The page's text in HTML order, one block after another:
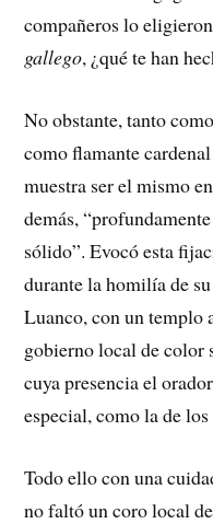
compañeros lo
gallego, ¿qué te han
No obstante, tanto
como flamante
muestra ser el mismo
demás,
sólido”. Evocó esta
durante la homilía de
Luanco, con un templo
gobierno local de color
cuya presencia el
especial, como la de los
Todo ello con una
no faltó un coro local